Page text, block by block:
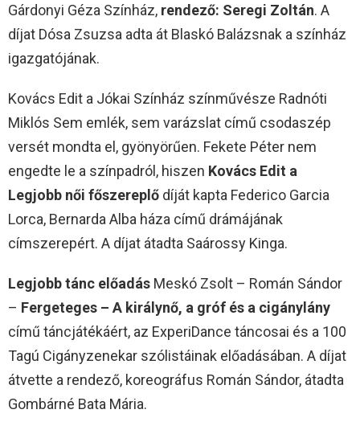
Gárdonyi Géza Színház, rendező: Seregi Zoltán. A
díjat Dósa Zsuzsa adta át Blaskó Balázsnak a színház
igazgatójának.
Kovács Edit a Jókai Színház színművésze Radnóti
Miklós Sem emlék, sem varázslat című csodaszép
versét mondta el, gyönyörűen. Fekete Péter nem
engedte le a színpadról, hiszen Kovács Edit a
Legjobb női főszereplő díját kapta Federico Garcia
Lorca, Bernarda Alba háza című drámájának
címszerepért. A díjat átadta Saárossy Kinga.
Legjobb tánc előadás Meskó Zsolt – Román Sándor
– Fergeteges – A királynő, a gróf és a cigánylány
című táncjátékáért, az ExperiDance táncosai és a 100
Tagú Cigányzenekar szólistáinak előadásában. A díjat
átvette a rendező, koreográfus Román Sándor, átadta
Gombárné Bata Mária.